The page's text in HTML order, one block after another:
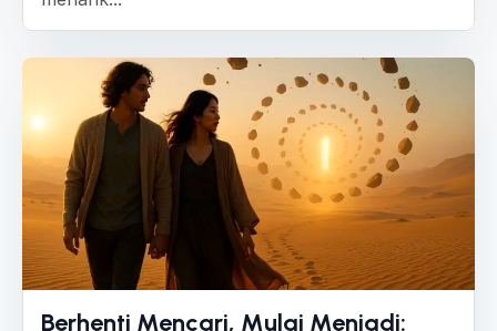
Berhenti Mencari, Mulai Menjadi: